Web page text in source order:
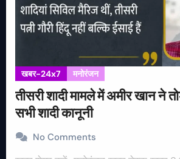
खबर-24x7 मनोरंजन
तीसरी शादी मामले में अमीर खान ने
सभी शादी कानूनी
No Comments